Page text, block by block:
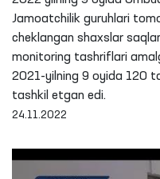
tashriflari bo‘yicha
Jamoatchilik guruhlari
cheklangan shaxslar
monitoring tashriflari
2021-yilning 9 oyida 120
tashkil etgan edi.
24.11.2022